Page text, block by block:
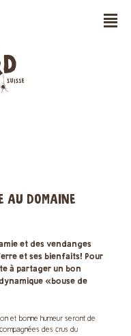
n
AU DOMAINE
et des vendanges
et ses bienfaits! Pour
à partager un bon
«bouse de
et bonne humeur seront de
des crus du